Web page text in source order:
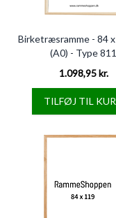
Birketræsramme - 84 x
(A0) - Type 811
1.098,95 kr.
TILFØJ TIL